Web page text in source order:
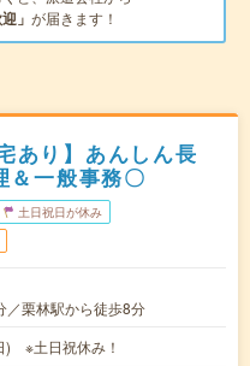
」 が届きます！
あり】あんしん長
＆一般事務〇
土日祝日が休み
／栗林駅から徒歩8分
) ※土日祝休み！